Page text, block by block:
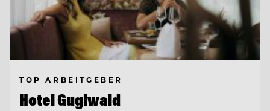
TOP ARBEITGEBER
Hotel Guglwald